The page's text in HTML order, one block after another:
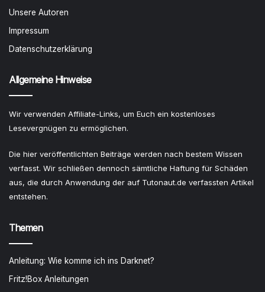
Unsere Autoren
Impressum
Datenschutzerklärung
Allgemeine Hinweise
Wir verwenden Affiliate-Links, um Euch ein kostenloses
Lesevergnügen zu ermöglichen.
Die hier veröffentlichten Beiträge werden nach bestem Wissen
verfasst. Wir schließen dennoch sämtliche Haftung für Schäden
aus, die durch Anwendung der auf Tutonaut.de verfassten Artikel
entstehen.
Themen
Anleitung: Wie komme ich ins Darknet?
Fritz!Box Anleitungen